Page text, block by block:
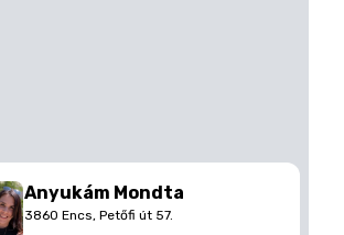
Anyukám Mondta
3860 Encs, Petőfi út 57.